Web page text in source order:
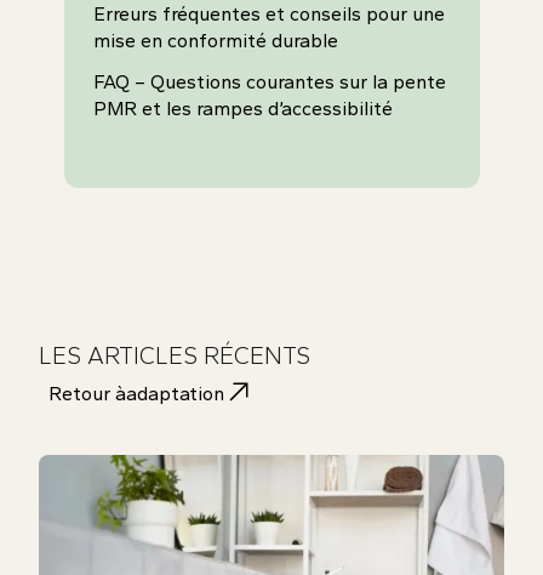
Erreurs fréquentes et conseils pour une
mise en conformité durable
FAQ – Questions courantes sur la pente
PMR et les rampes d’accessibilité
LES ARTICLES RÉCENTS
Retour àadaptation